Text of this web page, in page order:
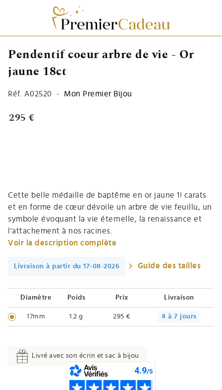
Pendentif coeur arbre de vie - Or
jaune 18ct
Réf. A02520 - Mon Premier Bijou
295 €
Cette belle médaille de baptême en or jaune 1! carats
et en forme de cœur dévoile un arbre de vie feuillu, un
symbole évoquant la vie éternelle, la renaissance et
l'attachement à nos racines.
Voir la description complète
Livraison à partir du 17-08-2026 Guide des tailles
Diamètre Poids Prix Livraison
17mm 1.2 g 295 € 4 à 7 jours
Livré avec son écrin et sac à bijou